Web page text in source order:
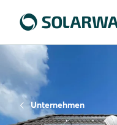
Unternehmen